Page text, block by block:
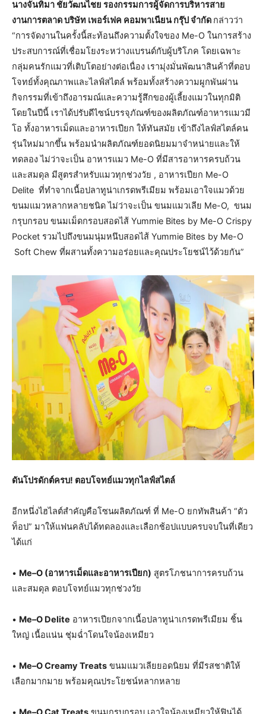
นางจันทิมา ชัยวัฒนไชย รองกรรมการผู้จัดการบริหารสาย
งานการตลาด บริษัท เพอร์เฟค คอมพาเนียน กรุ๊ป จำกัด กล่าวว่า
“การจัดงานในครั้งนี้สะท้อนถึงความตั้งใจของ Me-O ในการสร้าง
ประสบการณ์ที่เชื่อมโยงระหว่างแบรนด์กับผู้บริโภค โดยเฉพาะ
กลุ่มคนรักแมวที่เติบโตอย่างต่อเนื่อง เรามุ่งมั่นพัฒนาสินค้าที่ตอบ
โจทย์ทั้งคุณภาพและไลฟ์สไตล์ พร้อมทั้งสร้างความผูกพันผ่าน
กิจกรรมที่เข้าถึงอารมณ์และความรู้สึกของผู้เลี้ยงแมวในทุกมิติ
โดยในปีนี้ เราได้ปรับดีไซน์บรรจุภัณฑ์ของผลิตภัณฑ์อาหารแมวมี
โอ ทั้งอาหารเม็ดและอาหารเปียก ให้ทันสมัย เข้าถึงไลฟ์สไตล์คน
รุ่นใหม่มากขึ้น พร้อมนำผลิตภัณฑ์ยอดนิยมมาจำหน่ายและให้
ทดลอง ไม่ว่าจะเป็น อาหารแมว Me-O ที่มีสารอาหารครบถ้วน
และสมดุล มีสูตรสำหรับแมวทุกช่วงวัย , อาหารเปียก Me-O
Delite ที่ทำจากเนื้อปลาทูน่าเกรดพรีเมียม พร้อมเอาใจแมวด้วย
ขนมแมวหลากหลายชนิด ไม่ว่าจะเป็น ขนมแมวเลีย Me-O, ขนม
กรุบกรอบ ขนมเม็ดกรอบสอดไส้ Yummie Bites by Me-O Crispy
Pocket รวมไปถึงขนมนุ่มหนึบสอดไส้ Yummie Bites by Me-O
Soft Chew ที่ผสานทั้งความอร่อยและคุณประโยชน์ไว้ด้วยกัน”
ดันโปรดักต์ครบ! ตอบโจทย์แมวทุกไลฟ์สไตล์
อีกหนึ่งไฮไลต์สำคัญคือโซนผลิตภัณฑ์ ที่ Me-O ยกทัพสินค้า “ตัว
ท็อป” มาให้แฟนคลับได้ทดลองและเลือกช้อปแบบครบจบในที่เดียว
ได้แก่
• Me–O (อาหารเม็ดและอาหารเปียก) สูตรโภชนาการครบถ้วน
และสมดุล ตอบโจทย์แมวทุกช่วงวัย
• Me–O Delite อาหารเปียกจากเนื้อปลาทูน่าเกรดพรีเมียม ชิ้น
ใหญ่ เนื้อแน่น ชุ่มฉ่ำโดนใจน้องเหมียว
• Me–O Creamy Treats ขนมแมวเลียยอดนิยม ที่มีรสชาติให้
เลือกมากมาย พร้อมคุณประโยชน์หลากหลาย